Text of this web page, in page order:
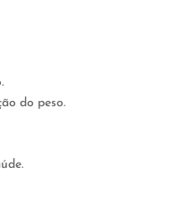
do peso.